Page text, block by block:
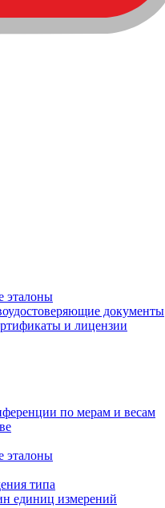
эталоны
документы
и лицензии
по мерам и весам
эталоны
типа
единиц измерений